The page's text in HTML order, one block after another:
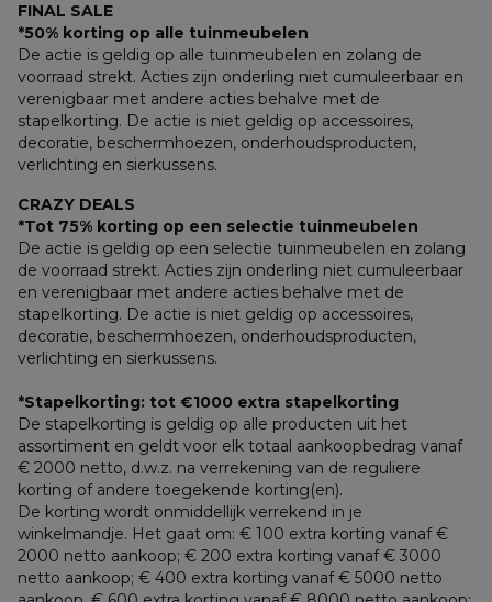
FINAL SALE
*50% korting op alle tuinmeubelen
De actie is geldig op alle tuinmeubelen en zolang de
voorraad strekt. Acties zijn onderling niet cumuleerbaar en
verenigbaar met andere acties behalve met de
stapelkorting. De actie is niet geldig op accessoires,
decoratie, beschermhoezen, onderhoudsproducten,
verlichting en sierkussens.
CRAZY DEALS
*Tot 75% korting op een selectie tuinmeubelen
De actie is geldig op een selectie tuinmeubelen en zolang
de voorraad strekt. Acties zijn onderling niet cumuleerbaar
en verenigbaar met andere acties behalve met de
stapelkorting. De actie is niet geldig op accessoires,
decoratie, beschermhoezen, onderhoudsproducten,
verlichting en sierkussens.
*Stapelkorting: tot €1000 extra stapelkorting
De stapelkorting is geldig op alle producten uit het
assortiment en geldt voor elk totaal aankoopbedrag vanaf
€ 2000 netto, d.w.z. na verrekening van de reguliere
korting of andere toegekende korting(en).
De korting wordt onmiddellijk verrekend in je
winkelmandje. Het gaat om: € 100 extra korting vanaf €
2000 netto aankoop; € 200 extra korting vanaf € 3000
netto aankoop; € 400 extra korting vanaf € 5000 netto